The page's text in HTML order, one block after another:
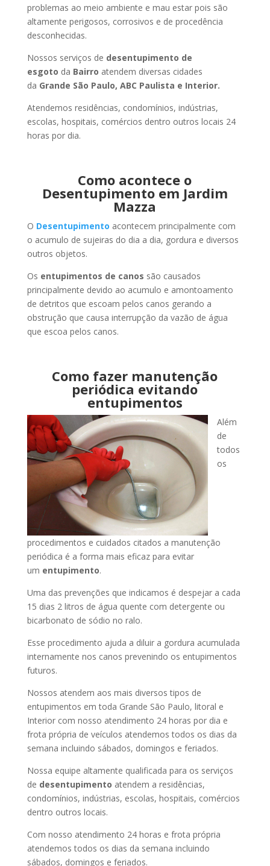
problemas ao meio ambiente e mau estar pois são
altamente perigosos, corrosivos e de procedência
desconhecidas.
Nossos serviços de desentupimento de
esgoto da Bairro atendem diversas cidades
da Grande São Paulo, ABC Paulista e Interior.
Atendemos residências, condomínios, indústrias,
escolas, hospitais, comércios dentro outros locais 24
horas por dia.
Como acontece o
Desentupimento em Jardim
Mazza
O Desentupimento acontecem principalmente com
o acumulo de sujeiras do dia a dia, gordura e diversos
outros objetos.
Os entupimentos de canos são causados
principalmente devido ao acumulo e amontoamento
de detritos que escoam pelos canos gerando a
obstrução que causa interrupção da vazão de água
que escoa pelos canos.
Como fazer manutenção
periódica evitando
entupimentos
Além
de
todos
os
procedimentos e cuidados citados a manutenção
periódica é a forma mais eficaz para evitar
um entupimento.
Uma das prevenções que indicamos é despejar a cada
15 dias 2 litros de água quente com detergente ou
bicarbonato de sódio no ralo.
Esse procedimento ajuda a diluir a gordura acumulada
internamente nos canos prevenindo os entupimentos
futuros.
Nossos atendem aos mais diversos tipos de
entupimentos em toda Grande São Paulo, litoral e
Interior com nosso atendimento 24 horas por dia e
frota própria de veículos atendemos todos os dias da
semana incluindo sábados, domingos e feriados.
Nossa equipe altamente qualificada para os serviços
de desentupimento atendem a residências,
condomínios, indústrias, escolas, hospitais, comércios
dentro outros locais.
Com nosso atendimento 24 horas e frota própria
atendemos todos os dias da semana incluindo
sábados, domingos e feriados.